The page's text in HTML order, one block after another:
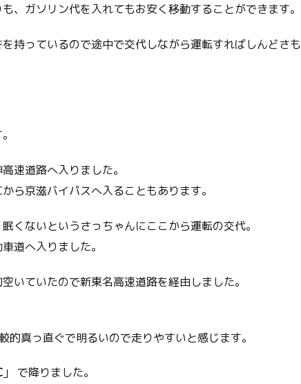
、ガソリン代を入れてもお安く移動することができます。
持っているので途中で交代しながら運転すればしんどさも
速道路へ入りました。
ら京滋バイパスへ入ることもあります。
くないというさっちゃんにここから運転の交代。
道へ入りました。
いていたので新東名高速道路を経由しました。
真っ直ぐで明るいので走りやすいと感じます。
」 で降りました。